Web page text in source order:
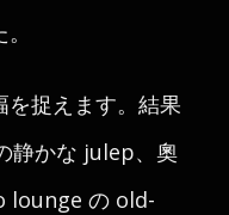
を捉えます。結果
静かな julep、奧
の old-